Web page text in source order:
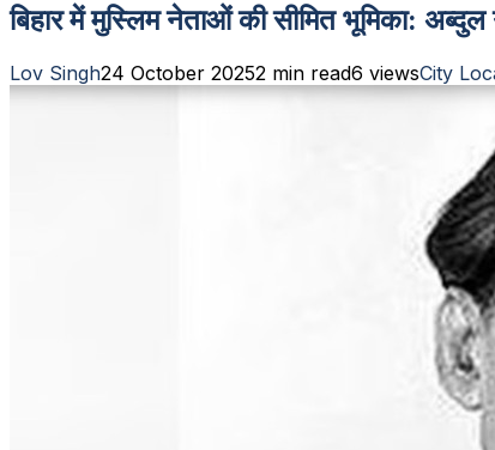
बिहार में मुस्लिम नेताओं की सीमित भूमिका:
Lov Singh24 October 20252 min read6 viewsCity